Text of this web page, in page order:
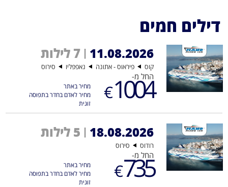
דילים חמים
11.08.2026
| 7 לילות
קוס פיראוס - אתונה נאפפּליו סירוס
החל מ-
1004
€
מחיר באתר
מחיר לאדם בחדר בתפוסה
זוגית
18.08.2026
| 5 לילות
רודוס סירוס
החל מ-
735
€
מחיר באתר
מחיר לאדם בחדר בתפוסה
זוגית